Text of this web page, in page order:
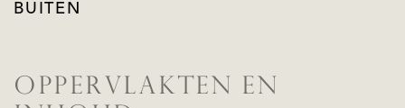
BUITEN
OPPERVLAKTEN EN